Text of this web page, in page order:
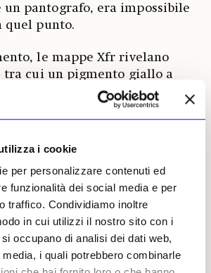
i cookie
per personalizzare contenuti ed
funzionalità dei social media e per
traffico. Condividiamo inoltre
in cui utilizzi il nostro sito con i
occupano di analisi dei dati web,
i quali potrebbero combinarle
un pantografo, era impossibile
quel punto.
le mappe Xfr rivelano
cui un pigmento giallo a
Masolinoper
«Guarigione
al centro, col turbante
verde damascato la stesura
molto piatta, mentre vi era
di velatura a secco, atta a
inspiegabilmente
certo perché la materia fosse
di Eva nella «Cacciata»,
della «Distribuzione dei beni»